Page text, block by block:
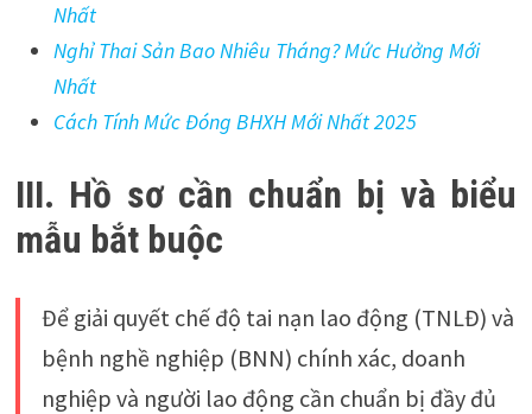
Nhất
Nghỉ Thai Sản Bao Nhiêu Tháng? Mức Hưởng Mới
Nhất
Cách Tính Mức Đóng BHXH Mới Nhất 2025
III. Hồ sơ cần chuẩn bị và biểu
mẫu bắt buộc
Để giải quyết chế độ tai nạn lao động (TNLĐ) và
bệnh nghề nghiệp (BNN) chính xác, doanh
nghiệp và người lao động cần chuẩn bị đầy đủ